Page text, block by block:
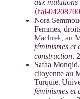
aux mutations
⟨hal-
Nora
Femmes,
Machrek, au
féminismes et
construction,
Safaa
citoyenne au
Turquie.
féminismes et